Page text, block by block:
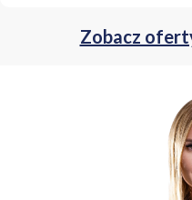
maksymalna wysokość
maksymalna
minimalna powierzchnia
Zobacz